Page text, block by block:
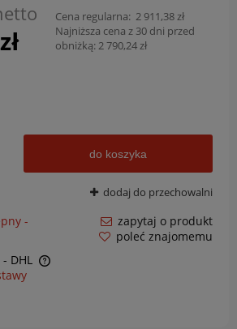
Cena regularna: 2 911,38 zł
Najniższa cena z 30 dni przed
obniżką:2 790,24 zł
do koszyka
dodaj do przechowalni
-
- DHL
kosztów płatności
zapytaj o produkt
poleć znajomemu